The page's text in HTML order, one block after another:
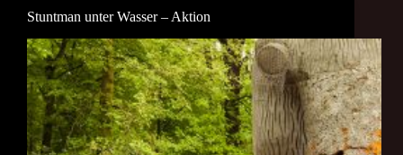
Stuntman unter Wasser – Aktion